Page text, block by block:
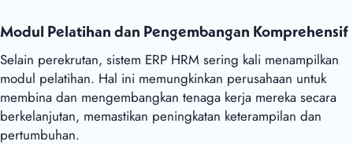
Modul Pelatihan dan Pengembangan Komprehensif
Selain perekrutan, sistem ERP HRM sering kali menampilkan
modul pelatihan. Hal ini memungkinkan perusahaan untuk
membina dan mengembangkan tenaga kerja mereka secara
berkelanjutan, memastikan peningkatan keterampilan dan
pertumbuhan.